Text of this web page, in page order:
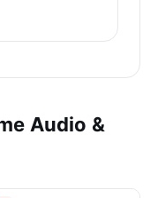
Audio &